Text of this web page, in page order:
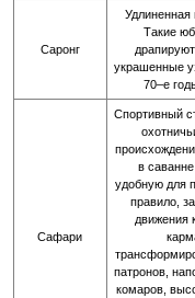
Саронг
Удлиненная
Такие
украшенные
70–е
Сафари
Спортивный
в
удобную для
правило,
движения
патронов,
комаров,